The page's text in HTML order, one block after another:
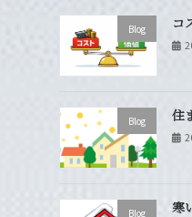
Blog コ
Blog 住
Blog 寒